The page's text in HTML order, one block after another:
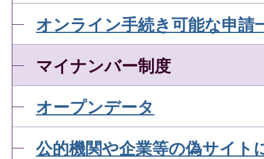
オンライン手続き可能な申請
マイナンバー制度
オープンデータ
公的機関や企業等の偽サイト